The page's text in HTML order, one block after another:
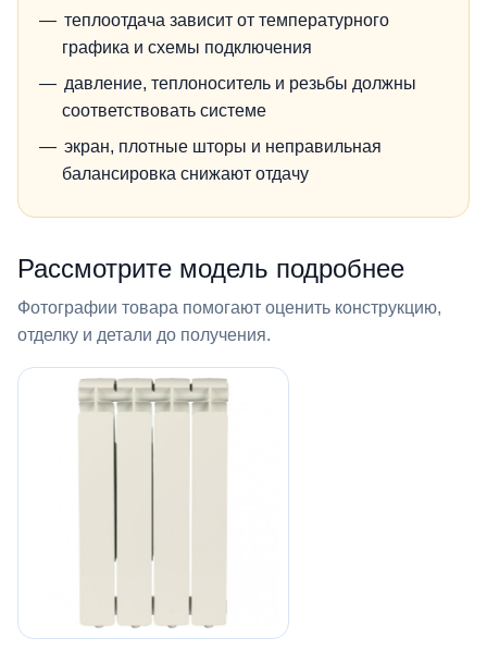
теплоотдача зависит от температурного
графика и схемы подключения
давление, теплоноситель и резьбы должны
соответствовать системе
экран, плотные шторы и неправильная
балансировка снижают отдачу
Рассмотрите модель подробнее
Фотографии товара помогают оценить конструкцию,
отделку и детали до получения.